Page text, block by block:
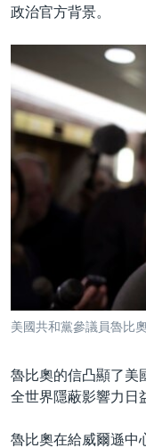
政治官方背景。
美國共和黨參議員魯比
魯比奧的信凸顯了美
全世界隱蔽影響力日
魯比奧在給威爾遜中